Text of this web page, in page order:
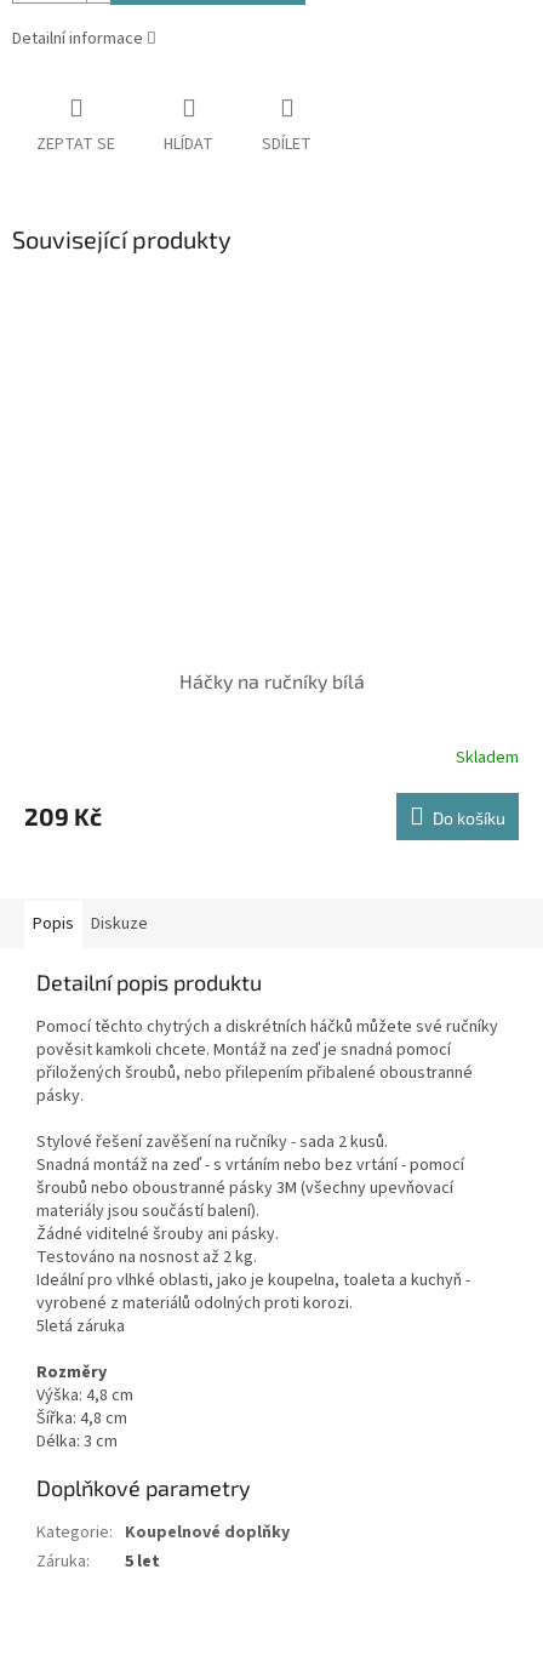
Detailní informace
ZEPTAT SE HLÍDAT SDÍLET
Související produkty
Háčky na ručníky bílá
Skladem
209 Kč Do košíku
Popis Diskuze
Detailní popis produktu
Pomocí těchto chytrých a diskrétních háčků můžete své ručníky
pověsit kamkoli chcete. Montáž na zeď je snadná pomocí
přiložených šroubů, nebo přilepením přibalené oboustranné
pásky.
Stylové řešení zavěšení na ručníky - sada 2 kusů.
Snadná montáž na zeď - s vrtáním nebo bez vrtání - pomocí
šroubů nebo oboustranné pásky 3M (všechny upevňovací
materiály jsou součástí balení).
Žádné viditelné šrouby ani pásky.
Testováno na nosnost až 2 kg.
Ideální pro vlhké oblasti, jako je koupelna, toaleta a kuchyň -
vyrobené z materiálů odolných proti korozi.
5letá záruka
Rozměry
Výška: 4,8 cm
Šířka: 4,8 cm
Délka: 3 cm
Doplňkové parametry
Kategorie: Koupelnové doplňky
Záruka: 5 let